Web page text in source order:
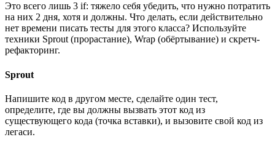
Это всего лишь 3 if: тяжело себя убедить, что нужно потратить
на них 2 дня, хотя и должны. Что делать, если действительно
нет времени писать тесты для этого класса? Используйте
техники Sprout (прорастание), Wrap (обёртывание) и скретч-
рефакторинг.
Sprout
Напишите код в другом месте, сделайте один тест,
определите, где вы должны вызвать этот код из
существующего кода (точка вставки), и вызовите свой код из
легаси.